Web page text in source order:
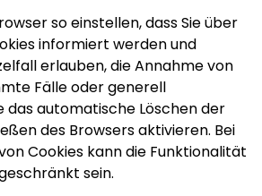
so einstellen, dass Sie über
informiert werden und
erlauben, die Annahme von
Fälle oder generell
das automatische Löschen der
des Browsers aktivieren. Bei
Cookies kann die Funktionalität
sein.